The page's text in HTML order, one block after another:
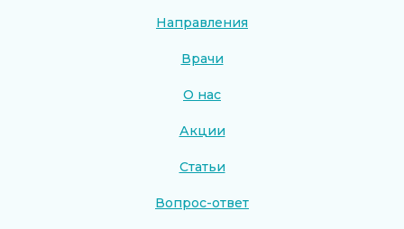
Направления
Врачи
О нас
Акции
Статьи
Вопрос-ответ